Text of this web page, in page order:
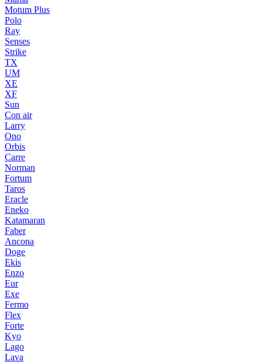
Motum Plus
Polo
Ray
Senses
Strike
TX
UM
XE
XF
Sun
Con air
Larry
Ono
Orbis
Carre
Norman
Fortum
Taros
Eracle
Eneko
Katamaran
Faber
Ancona
Doge
Ekis
Enzo
Eur
Exe
Fermo
Flex
Forte
Kyo
Lago
Lava